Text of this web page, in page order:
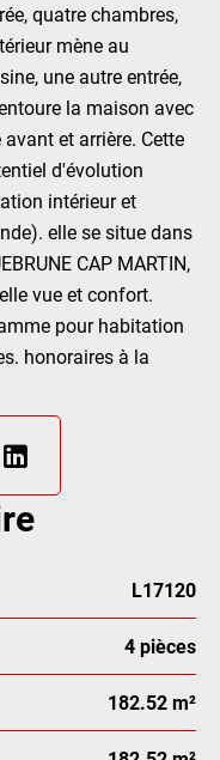
quatre chambres,
mène au
une autre entrée,
la maison avec
et arrière. Cette
d'évolution
intérieur et
elle se situe dans
CAP MARTIN,
vue et confort.
pour habitation
honoraires à la
L17120
4 pièces
182.52 m²